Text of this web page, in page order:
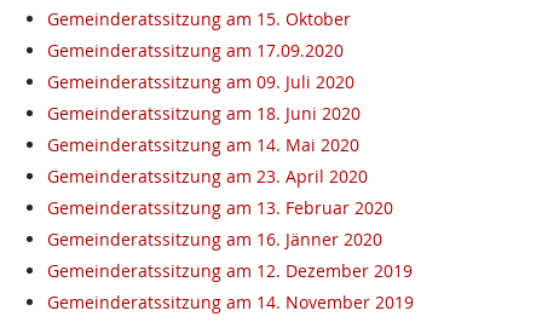
Gemeinderatssitzung am 15. Oktober
Gemeinderatssitzung am 17.09.2020
Gemeinderatssitzung am 09. Juli 2020
Gemeinderatssitzung am 18. Juni 2020
Gemeinderatssitzung am 14. Mai 2020
Gemeinderatssitzung am 23. April 2020
Gemeinderatssitzung am 13. Februar 2020
Gemeinderatssitzung am 16. Jänner 2020
Gemeinderatssitzung am 12. Dezember 2019
Gemeinderatssitzung am 14. November 2019